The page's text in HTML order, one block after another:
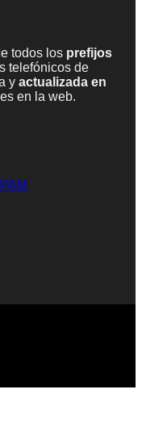
todos los prefijos
telefónicos de
y actualizada en
en la web.